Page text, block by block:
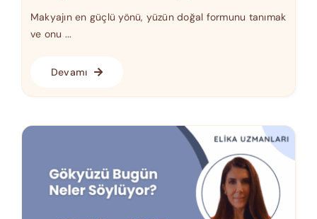
Makyajın en güçlü yönü, yüzün doğal formunu tanımak
ve onu ...
Devamı